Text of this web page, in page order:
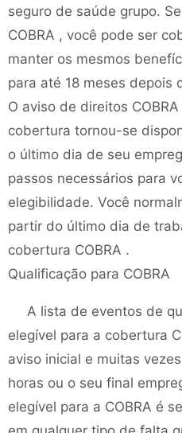
seguro de saúde grupo.
COBRA , você pode ser
manter os mesmos
para até 18 meses depois
O aviso de direitos
cobertura tornou-se
o último dia de seu
passos necessários para
elegibilidade. Você
partir do último dia de
cobertura COBRA .
Qualificação para COBRA
A lista de eventos de
elegível para a cobertura
aviso inicial e muitas
horas ou o seu final
elegível para a COBRA é